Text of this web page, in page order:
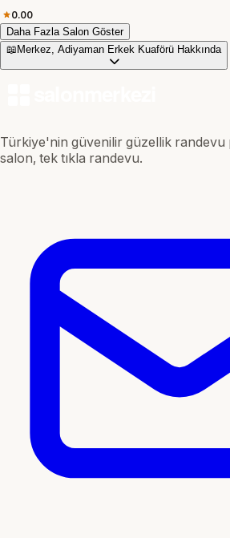
0.00
Daha Fazla Salon Göster
📖 Merkez, Adiyaman Erkek Kuaförü Hakkında
Türkiye'nin güvenilir güzellik
salon, tek tıkla randevu.